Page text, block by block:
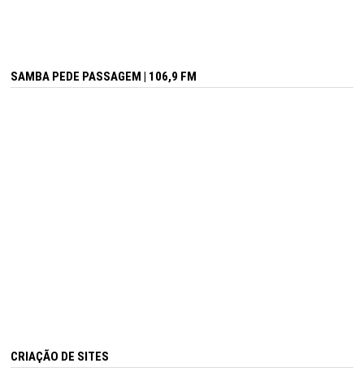
SAMBA PEDE PASSAGEM | 106,9 FM
CRIAÇÃO DE SITES